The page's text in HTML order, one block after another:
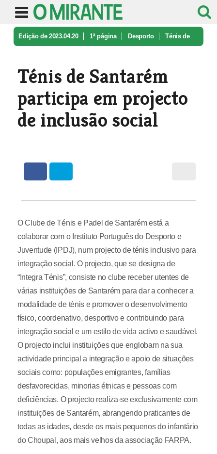
Edição de 2023.04.20 1ª página Desporto Ténis de
Ténis de Santarém
participa em projecto
de inclusão social
O Clube de Ténis e Padel de Santarém está a
colaborar com o Instituto Português do Desporto e
Juventude (IPDJ), num projecto de ténis inclusivo para
integração social. O projecto, que se designa de
“Integra Ténis”, consiste no clube receber utentes de
várias instituições de Santarém para dar a conhecer a
modalidade de ténis e promover o desenvolvimento
físico, coordenativo, desportivo e contribuindo para
integração social e um estilo de vida activo e saudável.
O projecto inclui instituições que englobam na sua
actividade principal a integração e apoio de situações
sociais como: populações emigrantes, famílias
desfavorecidas, minorias étnicas e pessoas com
deficiências. O projecto realiza-se exclusivamente com
instituições de Santarém, abrangendo praticantes de
todas as idades, desde os mais pequenos do infantário
do Choupal, aos mais velhos da associação FARPA.